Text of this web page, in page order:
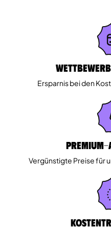
Ersparnis bei den
Vergünstigte Preise für